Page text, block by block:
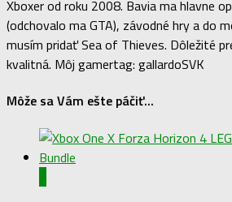
Xboxer od roku 2008. Bavia ma hlavne
(odchovalo ma GTA), závodné hry a do
musím pridať Sea of Thieves. Dôležité
kvalitná. Môj gamertag: gallardoSVK
Môže sa Vám ešte páčiť...